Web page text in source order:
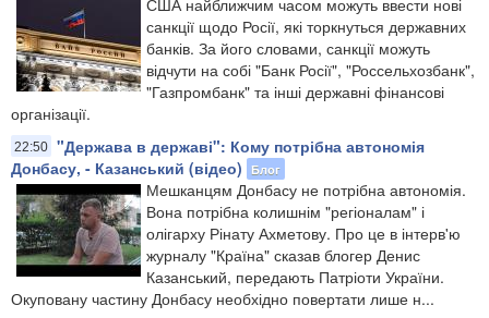
санкції щодо Росії, які торкнуться державних
банків. За його словами, санкції можуть
відчути на собі "Банк Росії", "Россельхозбанк",
"Газпромбанк" та інші державні фінансові
організації.
22:50 "Держава в державі": Кому потрібна автономія
Донбасу, - Казанський (відео)
Блог
Мешканцям Донбасу не потрібна автономія.
Вона потрібна колишнім "регіоналам" і
олігарху Рінату Ахметову. Про це в інтерв'ю
журналу "Країна" сказав блогер Денис
Казанський, передають Патріоти України.
Окуповану частину Донбасу необхідно повертати лише н...